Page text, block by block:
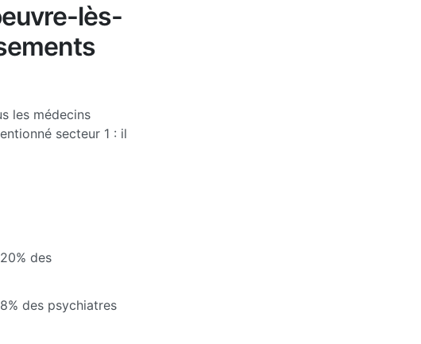
lès-
les médecins
secteur 1 : il
des
des psychiatres